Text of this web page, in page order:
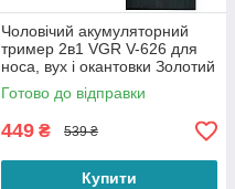
Чоловічий акумуляторний
тример 2в1 VGR V-626 для
носа, вух і окантовки Золотий
Готово до відправки
449 ₴ 539 ₴
Купити